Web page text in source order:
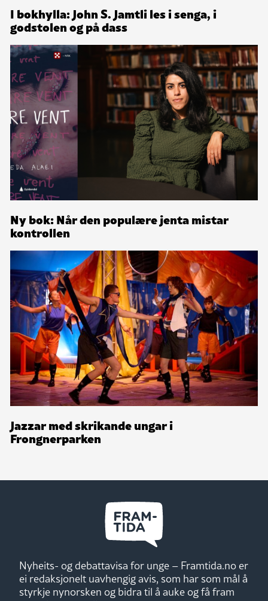
I bokhylla: John S. Jamtli les i senga, i
godstolen og på dass
Ny bok: Når den populære jenta mistar
kontrollen
Jazzar med skrikande ungar i
Frongnerparken
Nyheits- og debattavisa for unge – Framtida.no er
ei redaksjonelt uavhengig avis, som har som mål å
styrkje nynorsken og bidra til å auke og få fram